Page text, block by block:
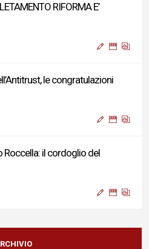
RIFORMA E’
le congratulazioni
il cordoglio del
(FdI): Presentata interpellanza
sulle politiche di sviluppo del